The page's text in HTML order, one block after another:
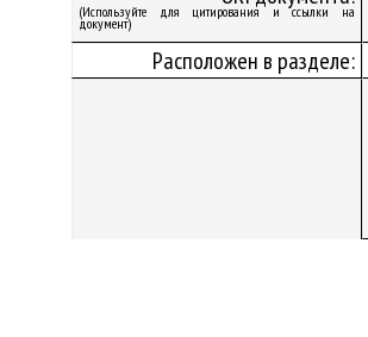
(Используйте для цитирования и ссылки на
документ)
Расположен в разделе: